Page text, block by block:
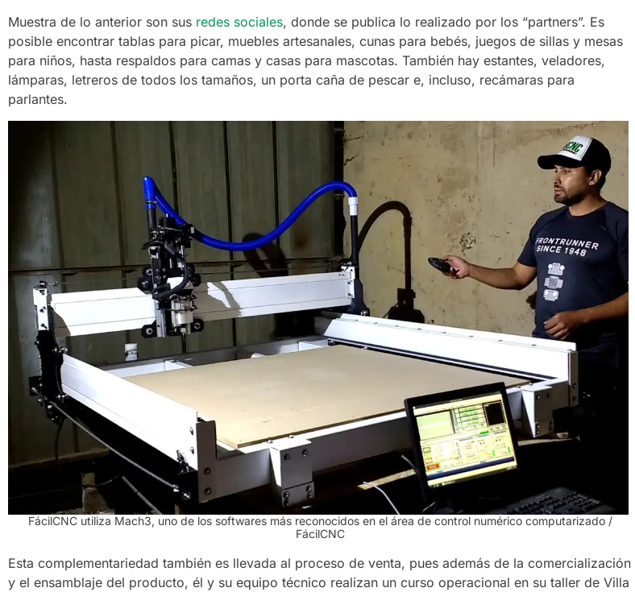
Muestra de lo anterior son sus redes sociales, donde se publica lo realizado por los “partners”. Es
posible encontrar tablas para picar, muebles artesanales, cunas para bebés, juegos de sillas y mesas
para niños, hasta respaldos para camas y casas para mascotas. También hay estantes, veladores,
lámparas, letreros de todos los tamaños, un porta caña de pescar e, incluso, recámaras para
parlantes.
FácilCNC utiliza Mach3, uno de los softwares más reconocidos en el área de control numérico computarizado/
FácilCNC
Esta complementariedad también es llevada al proceso de venta, pues además de la comercialización
y el ensamblaje del producto, él y su equipo técnico realizan un curso operacional en su taller de Villa